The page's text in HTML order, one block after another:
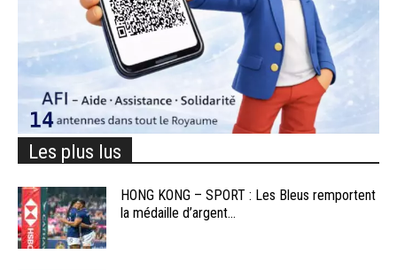
Les plus lus
HONG KONG – SPORT : Les Bleus remportent
la médaille d’argent...